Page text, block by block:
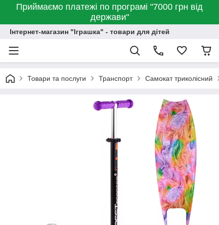
Приймаємо платежі по програмі "7000 грн від
держави"
Інтернет-магазин "Іграшка" - товари для дітей
Товари та послуги Транспорт Самокат триколісний